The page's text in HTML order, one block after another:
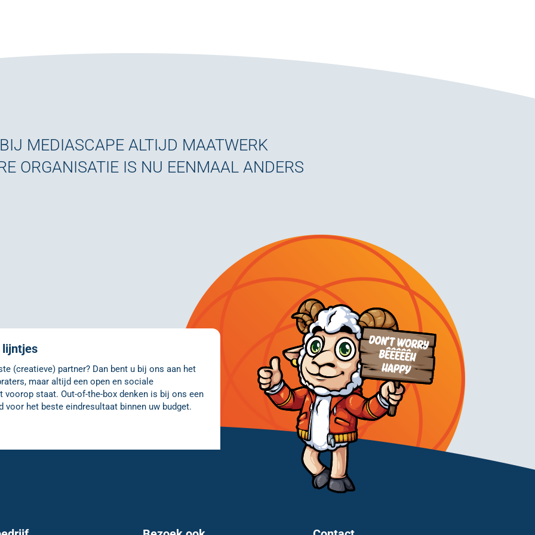
BIJ MEDIASCAPE ALTIJD MAATWERK
ORGANISATIE IS NU EENMAAL ANDERS
lijntjes
(creatieve) partner? Dan bent u bij ons aan het
maar altijd een open en sociale
staat. Out-of-the-box denken is bij ons een
voor het beste eindresultaat binnen uw budget.